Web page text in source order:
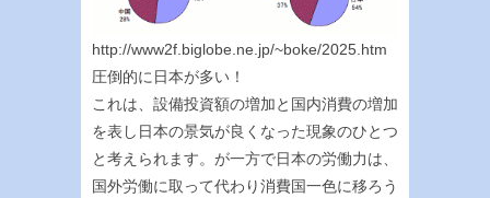
http://www2f.biglobe.ne.jp/~boke/2025.htm
圧倒的に日本が多い！
これは、設備投資額の増加と国内消費の増加
を表し日本の景気が良くなった現象のひとつ
と考えられます。が一方で日本の労働力は、
国外労働に取って代わり消費国一色に移ろう